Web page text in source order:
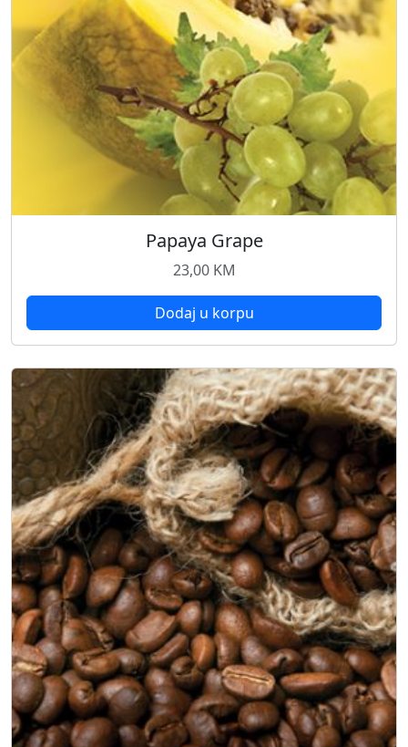
Papaya Grape
23,00 KM
Dodaj u korpu